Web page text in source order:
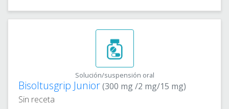
Solución/suspensión oral
Bisoltusgrip Junior(300 mg /2 mg/15 mg)
Sin receta